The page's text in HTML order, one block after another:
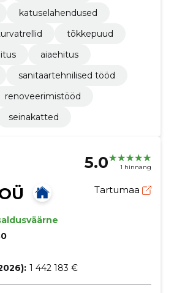
katuselahendused
tõkkepuud
aiaehitus
sanitaartehnilised tööd
renoveerimistööd
seinakatted
5.0 1 hinnang
Tartumaa
1 442 183 €